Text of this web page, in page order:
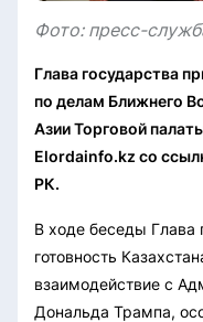
Фото: пресс-
Глава государства
по делам Ближнего
Азии Торговой
Elordainfo.kz со
РК.
В ходе беседы Глава
готовность
взаимодействие с
Дональда Трампа,